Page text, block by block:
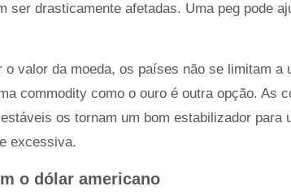
ser drasticamente afetadas. Uma peg pode
o valor da moeda, os países não se limitam a
commodity como o ouro é outra opção. As
​​os tornam um bom estabilizador para
excessiva.
o dólar americano